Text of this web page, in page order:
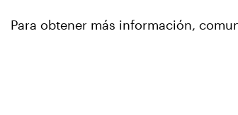
Para obtener más información,